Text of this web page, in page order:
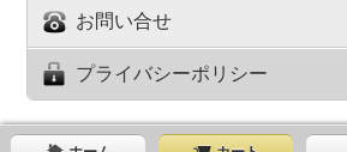
お問い合せ
プライバシーポリシー